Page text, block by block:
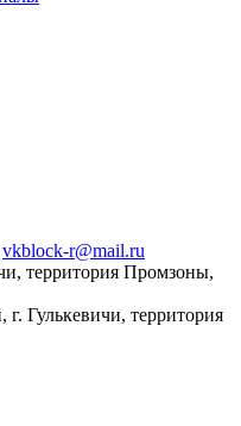
vkblock-r@mail.ru
территория Промзоны,
г. Гулькевичи, территория